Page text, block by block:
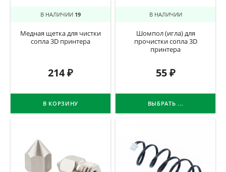
В НАЛИЧИИ 19
Медная щетка для чистки
сопла 3D принтера
214₽
В КОРЗИНУ
В НАЛИЧИИ
Шомпол (игла) для
прочистки сопла 3D
принтера
55₽
ВЫБРАТЬ ...